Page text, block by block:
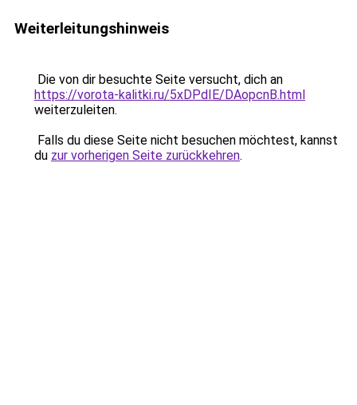
Weiterleitungshinweis
Die von dir besuchte Seite versucht, dich an
https://vorota-kalitki.ru/5xDPdIE/DAopcnB.html
weiterzuleiten.
Falls du diese Seite nicht besuchen möchtest, kannst
du zur vorherigen Seite zurückkehren.